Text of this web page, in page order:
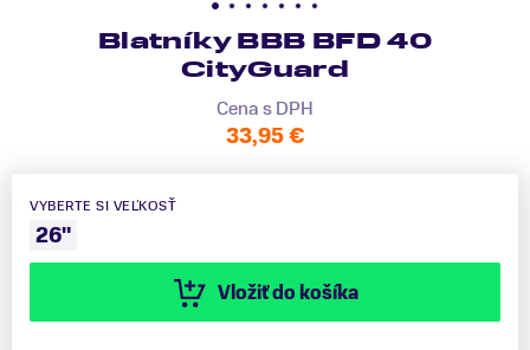
Blatníky BBB BFD 40
CityGuard
Cena s DPH
33,95 €
VYBERTE SI VEĽKOSŤ
26"
Vložiť do košíka